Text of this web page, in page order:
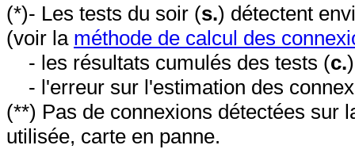
(*)- Les tests du soir (s.) détectent
(voir la méthode de calcul des
- les résultats cumulés des tests (c.
- l'erreur sur l'estimation des
(**) Pas de connexions détectées sur
utilisée, carte en panne.